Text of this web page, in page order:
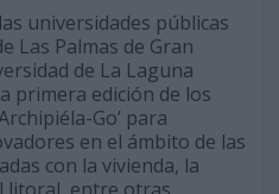
universidades públicas
Las Palmas de Gran
de La Laguna
primera edición de los
Go’ para
en el ámbito de las
con la vivienda, la